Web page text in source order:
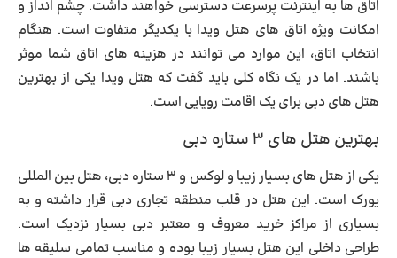
اتاق ها به اینترنت پرسرعت دسترسی خواهند داشت. چشم انداز و
امکانت ویژه اتاق های هتل ویدا با یکدیگر متفاوت است. هنگام
انتخاب اتاق، این موارد می توانند در هزینه های اتاق شما موثر
باشند. اما در یک نگاه کلی باید گفت که هتل ویدا یکی از بهترین
هتل های دبی برای یک اقامت رویایی است.
بهترین هتل های ۳ ستاره دبی
یکی از هتل های بسیار زیبا و لوکس و ۳ ستاره دبی، هتل بین المللی
یورک است. این هتل در قلب منطقه تجاری دبی قرار داشته و به
بسیاری از مراکز خرید معروف و معتبر دبی بسیار نزدیک است.
طراحی داخلی این هتل بسیار زیبا بوده و مناسب تمامی سلیقه ها